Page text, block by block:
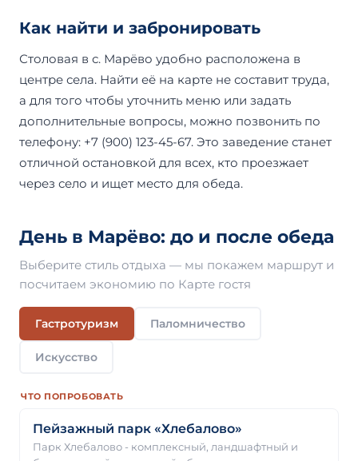
Как найти и забронировать
Столовая в с. Марёво удобно расположена в
центре села. Найти её на карте не составит труда,
а для того чтобы уточнить меню или задать
дополнительные вопросы, можно позвонить по
телефону: +7 (900) 123-45-67. Это заведение станет
отличной остановкой для всех, кто проезжает
через село и ищет место для обеда.
День в Марёво: до и после обеда
Выберите стиль отдыха — мы покажем маршрут и
посчитаем экономию по Карте гостя
Гастротуризм Паломничество
Искусство
ЧТО ПОПРОБОВАТЬ
Пейзажный парк «Хлебалово»
Парк Хлебалово - комплексный, ландшафтный и